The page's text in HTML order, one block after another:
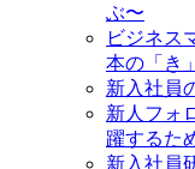
ぶ〜
ビジネス
本の「き
新入社員
新人フォ
躍するた
新入社員